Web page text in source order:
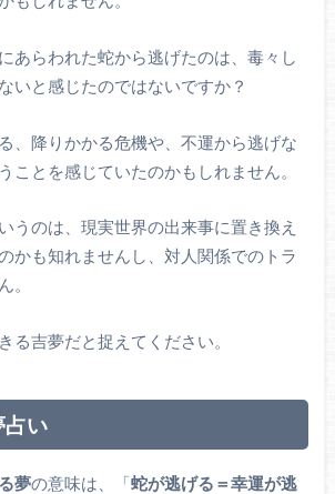
あらわれた蛇から逃げたのは、毒々し
いと感じたのではないですか？
、降りかかる危機や、不運から逃げな
ことを感じていたのかもしれません。
うのは、現実世界の出来事に置き換え
かも知れませんし、対人関係でのトラ
。
る吉夢だと捉えてください。
占い
夢の意味は、「蛇が逃げる＝幸運が逃